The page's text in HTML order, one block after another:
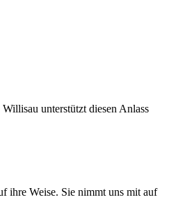
unterstützt diesen Anlass
ihre Weise. Sie nimmt uns mit auf